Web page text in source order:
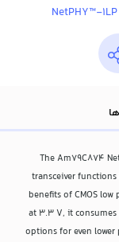
NetPHY™-
The Am79C874
transceiver
benefits of CMOS
at 3.3 V, it consumes
options for even lower